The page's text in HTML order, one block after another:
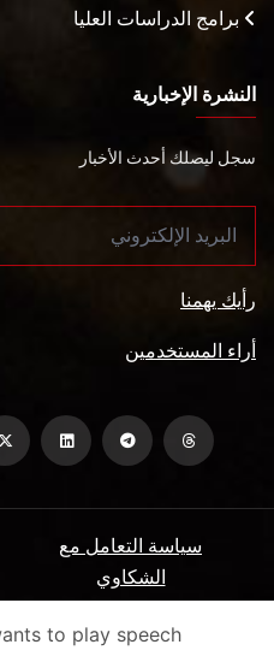
برامج الدراسات العليا
النشرة الإخبارية
سجل ليصلك أحدث الأخبار
رأيك يهمنا
أراء المستخدمين
سياسة التعامل مع
الشكاوي
ميثاق المتعاملين
to play speech